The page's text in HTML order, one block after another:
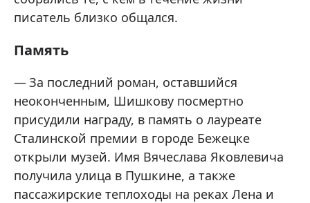
писатель близко общался.
Память
За последний роман, оставшийся
неоконченным, Шишкову посмертно
присудили награду, в память о лауреате
Сталинской премии в городе Бежецке
открыли музей. Имя Вячеслава Яковлевича
получила улица в Пушкине, а также
пассажирские теплоходы на реках Лена и